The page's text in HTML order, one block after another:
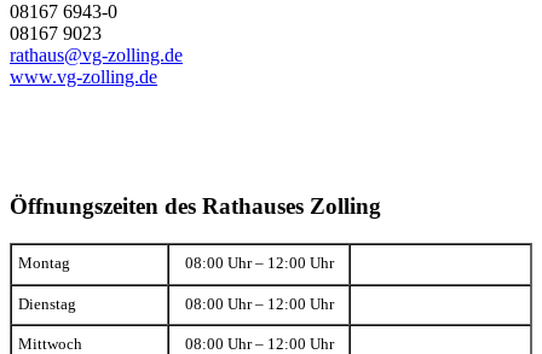
08167 6943-0
08167 9023
rathaus@vg-zolling.de
www.vg-zolling.de
Öffnungszeiten des Rathauses Zolling
Montag 08:00 Uhr – 12:00 Uhr
Dienstag 08:00 Uhr – 12:00 Uhr
Mittwoch 08:00 Uhr – 12:00 Uhr